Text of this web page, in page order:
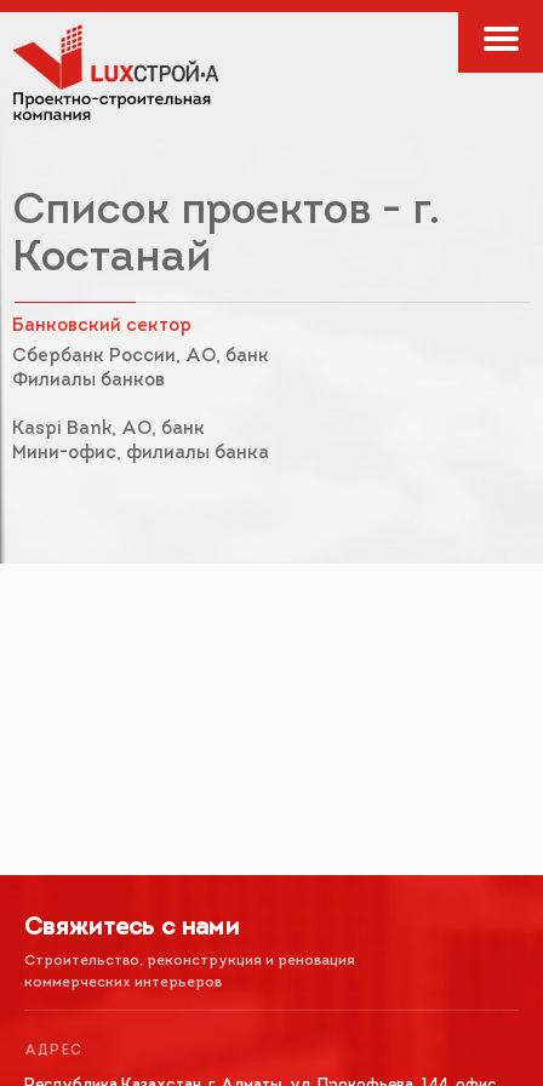
Список проектов - г.
Костанай
Банковский сектор
Сбербанк России, АО, банк
Филиалы банков
Kaspi Bank, АО, банк
Мини-офис, филиалы банка
Свяжитесь с нами
Строительство, реконструкция и реновация
коммерческих интерьеров
АДРЕС